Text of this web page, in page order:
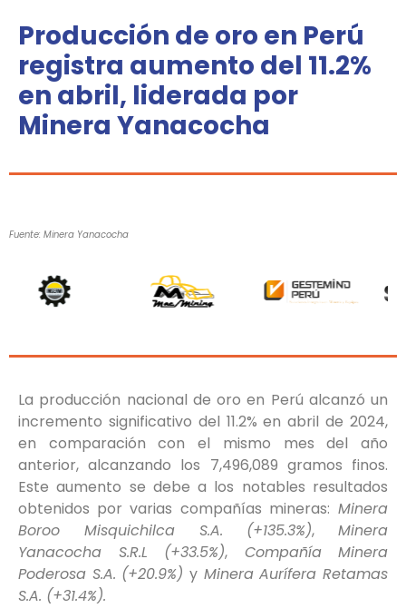
Producción de oro en Perú
registra aumento del 11.2%
en abril, liderada por
Minera Yanacocha
Fuente: Minera Yanacocha
La producción nacional de oro en Perú alcanzó un
incremento significativo del 11.2% en abril de 2024,
en comparación con el mismo mes del año
anterior, alcanzando los 7,496,089 gramos finos.
Este aumento se debe a los notables resultados
obtenidos por varias compañías mineras: Minera
Boroo Misquichilca S.A. (+135.3%), Minera
Yanacocha S.R.L (+33.5%), Compañía Minera
Poderosa S.A. (+20.9%) y Minera Aurífera Retamas
S.A. (+31.4%).